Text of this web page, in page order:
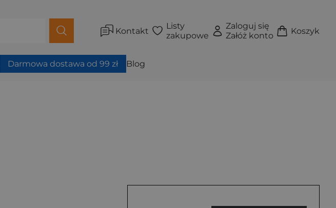
Kontakt
Listy
zakupowe
Zaloguj się
Załóż konto
Koszyk
Darmowa dostawa od 99 zł Blog